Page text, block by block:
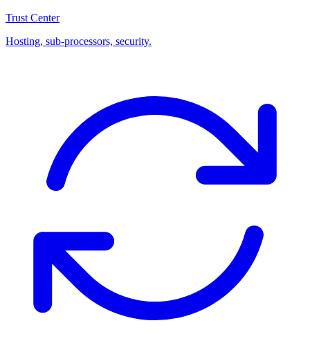
Trust Center
Hosting, sub-processors, security.